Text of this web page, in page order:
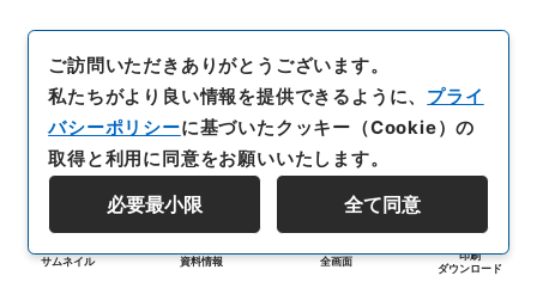
サムネイル 資料情報 全画面
印刷
ダウンロード
ご訪問いただきありがとうございます。
私たちがより良い情報を提供できるように、 プライ
バシーポリシーに基づいたクッキー（Cookie）の
取得と利用に同意をお願いいたします。
必要最小限 全て同意